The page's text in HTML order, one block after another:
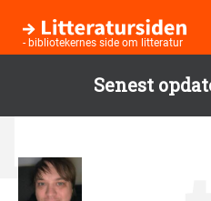
Senest
hovedindhold
- bibliotekernes side om litteratur